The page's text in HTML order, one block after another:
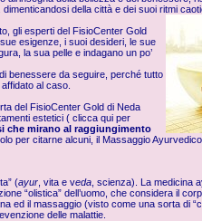
della città e dei suoi ritmi
gli esperti del FisioCenter Gold
esigenze, i suoi desideri, le sue
la sua pelle e indagano un po’
benessere da seguire, perché tutto
al caso.
del FisioCenter Gold di Neda
estetici ( clicca qui per
che mirano al raggiungimento
per citarne alcuni, il Massaggio
(ayur vita e veda , scienza). La medicina
“olistica” dell’uomo, che considera il
ed il massaggio (visto come una sorta di
delle malattie.